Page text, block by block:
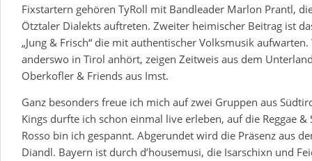
Fixstartern gehören TyRoll mit Bandleader Marlon Prantl,
Ötztaler Dialekts auftreten. Zweiter heimischer Beitrag ist
„Jung & Frisch“ die mit authentischer Volksmusik
anderswo in Tirol anhört, zeigen Zeitweis aus dem
Oberkofler & Friends aus Imst.
Ganz besonders freue ich mich auf zwei Gruppen aus
Kings durfte ich schon einmal live erleben, auf die Reggae &
Rosso bin ich gespannt. Abgerundet wird die Präsenz aus
Diandl. Bayern ist durch d’housemusi, die Isarschixn und